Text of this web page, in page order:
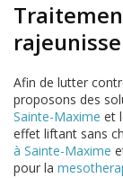
Afin de lutter
proposons des
Sainte-Maxime et
effet liftant sans
à Sainte-Maxime
pour la